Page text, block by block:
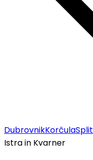
DubrovnikKorčulaSplit
Istra in Kvarner